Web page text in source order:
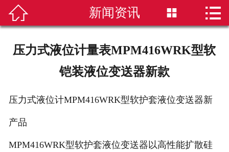
 首页
雷达液位计
超声波液位计
新闻资讯
 新闻资讯  
压力式液位计量表MPM416WRK型软
铠装液位变送器新款
压力式液位计MPM416WRK型软护套液位变送器新
产品
MPM416WRK型软护套液位变送器以高性能扩散硅